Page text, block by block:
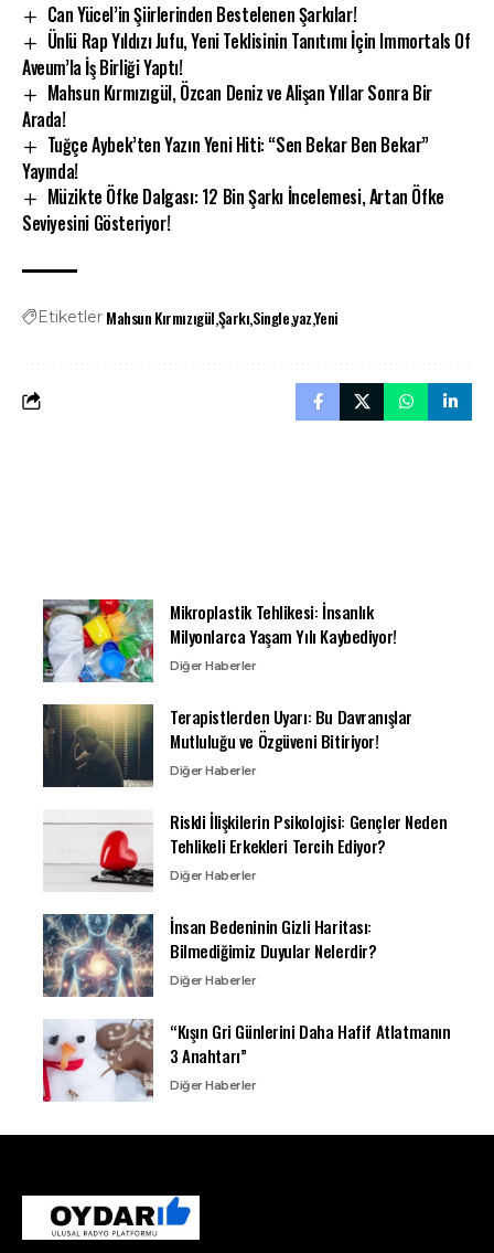
Can Yücel’in Şiirlerinden Bestelenen Şarkılar!
Ünlü Rap Yıldızı Jufu, Yeni Teklisinin Tanıtımı İçin Immortals Of
Aveum’la İş Birliği Yaptı!
Mahsun Kırmızıgül, Özcan Deniz ve Alişan Yıllar Sonra Bir
Arada!
Tuğçe Aybek’ten Yazın Yeni Hiti: “Sen Bekar Ben Bekar”
Yayında!
Müzikte Öfke Dalgası: 12 Bin Şarkı İncelemesi, Artan Öfke
Seviyesini Gösteriyor!
Etiketler Mahsun KırmızıgülŞarkıSingleyazYeni
Mikroplastik Tehlikesi: İnsanlık
Milyonlarca Yaşam Yılı Kaybediyor!
Diğer Haberler
Terapistlerden Uyarı: Bu Davranışlar
Mutluluğu ve Özgüveni Bitiriyor!
Diğer Haberler
Riskli İlişkilerin Psikolojisi: Gençler Neden
Tehlikeli Erkekleri Tercih Ediyor?
Diğer Haberler
İnsan Bedeninin Gizli Haritası:
Bilmediğimiz Duyular Nelerdir?
Diğer Haberler
“Kışın Gri Günlerini Daha Hafif Atlatmanın
3 Anahtarı”
Diğer Haberler